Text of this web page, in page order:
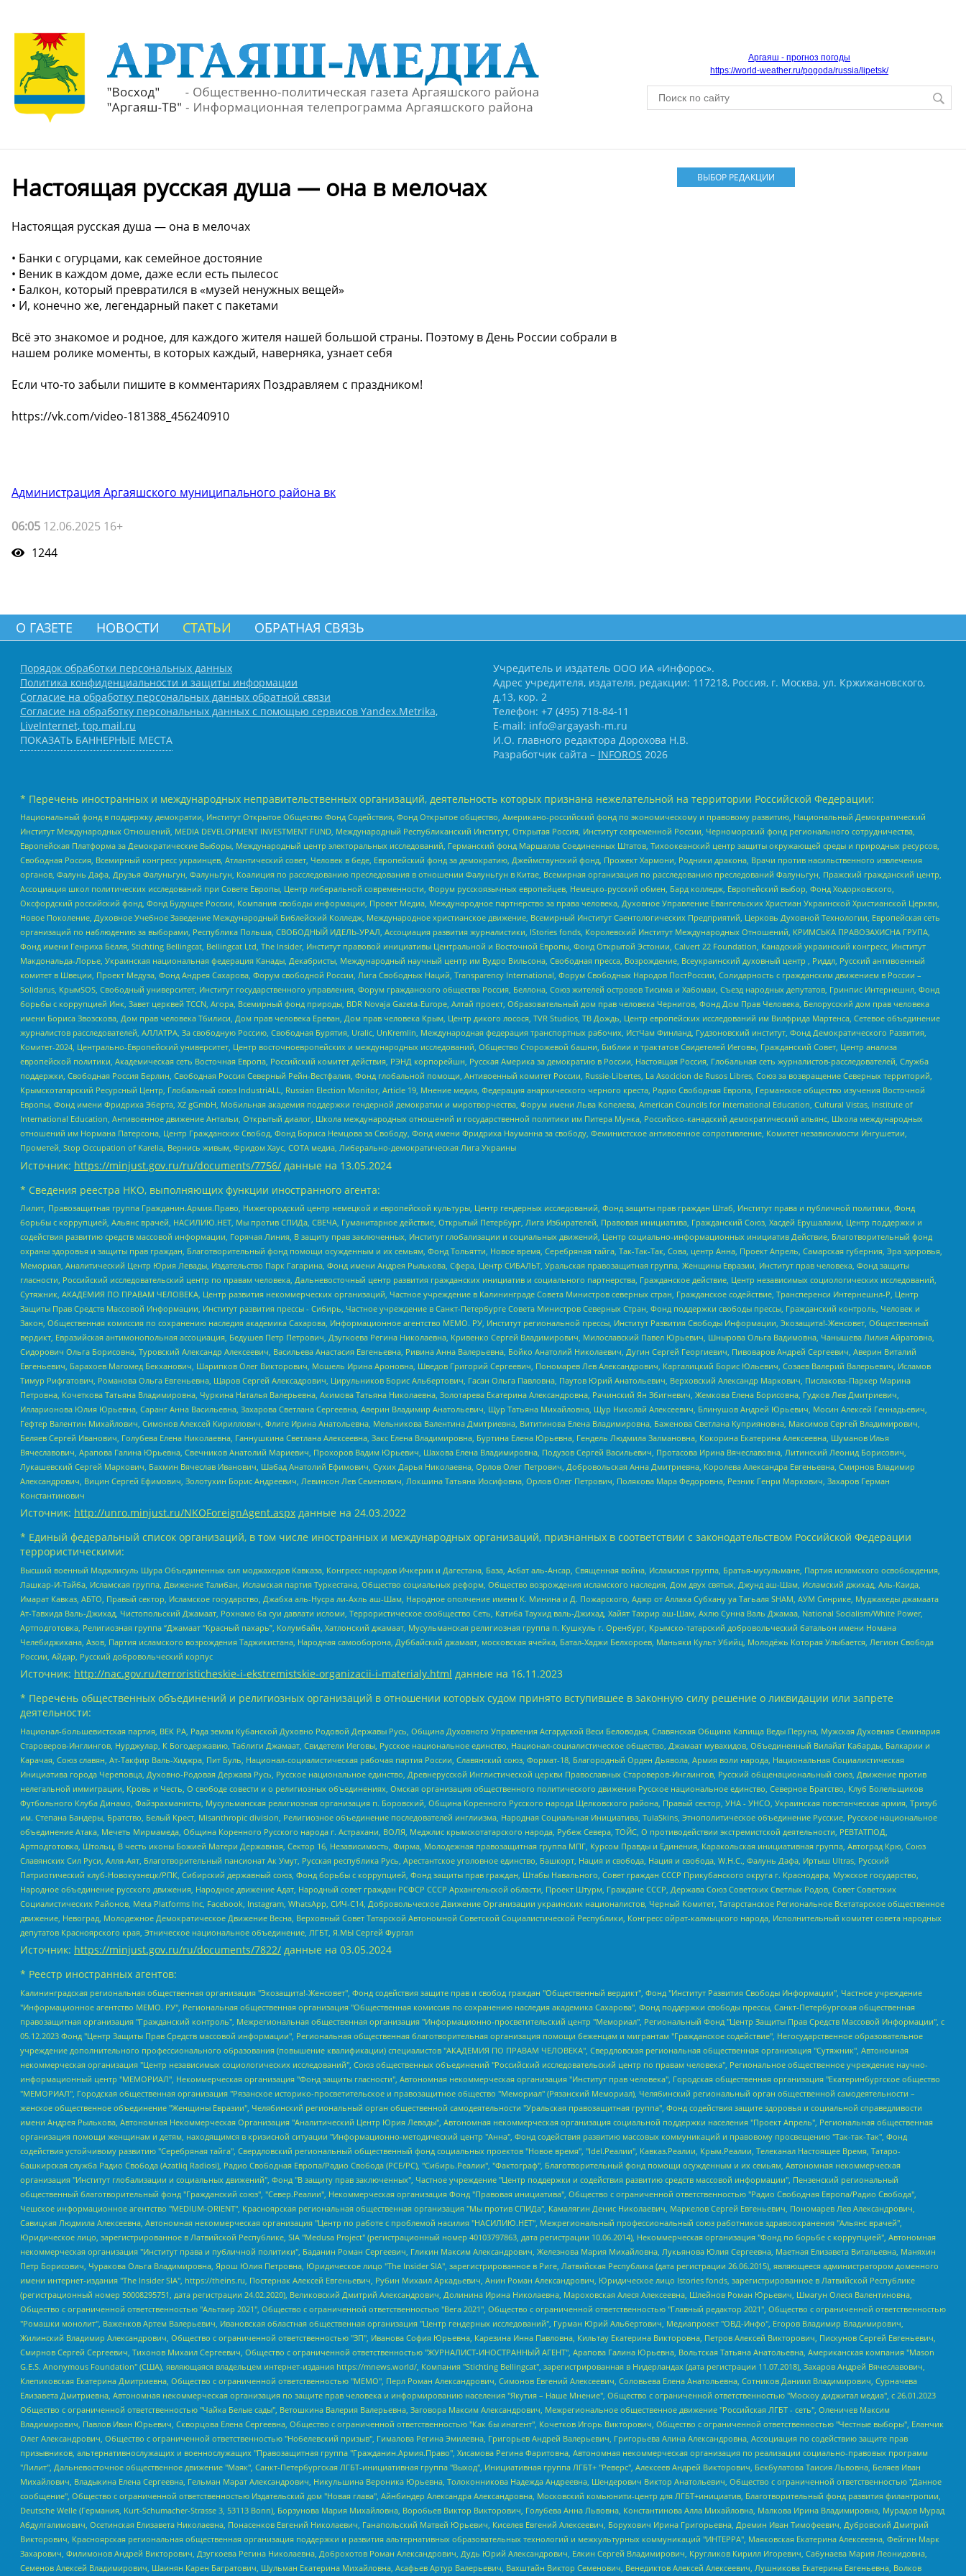
Аргаяш - прогноз погоды
https://world-weather.ru/pogoda/russia/lipetsk/
Настоящая русская душа — она в мелочах
Настоящая русская душа — она в мелочах
• Банки с огурцами, как семейное достояние
• Веник в каждом доме, даже если есть пылесос
• Балкон, который превратился в «музей ненужных вещей»
• И, конечно же, легендарный пакет с пакетами
Всё это знакомое и родное, для каждого жителя нашей большой страны. Поэтому в День России собрали в
нашем ролике моменты, в которых каждый, наверняка, узнает себя
Если что-то забыли пишите в комментариях Поздравляем с праздником!
https://vk.com/video-181388_456240910
Администрация Аргаяшского муниципального района вк
06:05 12.06.2025 16+
1244
ВЫБОР РЕДАКЦИИ
О ГАЗЕТЕ НОВОСТИ СТАТЬИ ОБРАТНАЯ СВЯЗЬ
Порядок обработки персональных данных
Политика конфиденциальности и защиты информации
Согласие на обработку персональных данных обратной связи
Согласие на обработку персональных данных с помощью сервисов Yandex.Metrika,
LiveInternet, top.mail.ru
ПОКАЗАТЬ БАННЕРНЫЕ МЕСТА
Учредитель и издатель ООО ИА «Инфорос».
Адрес учредителя, издателя, редакции: 117218, Россия, г. Москва, ул. Кржижановского,
д.13, кор. 2
Телефон: +7 (495) 718-84-11
E-mail: info@argayash-m.ru
И.О. главного редактора Дорохова Н.В.
Разработчик сайта – INFOROS 2026
* Перечень иностранных и международных неправительственных организаций, деятельность которых признана нежелательной на территории Российской Федерации:
Национальный фонд в поддержку демократии, Институт Открытое Общество Фонд Содействия, Фонд Открытое общество, Американо-российский фонд по экономическому и правовому развитию, Национальный Демократический
Институт Международных Отношений, MEDIA DEVELOPMENT INVESTMENT FUND, Международный Республиканский Институт, Открытая Россия, Институт современной России, Черноморский фонд регионального сотрудничества,
Европейская Платформа за Демократические Выборы, Международный центр электоральных исследований, Германский фонд Маршалла Соединенных Штатов, Тихоокеанский центр защиты окружающей среды и природных ресурсов,
Свободная Россия, Всемирный конгресс украинцев, Атлантический совет, Человек в беде, Европейский фонд за демократию, Джеймстаунский фонд, Прожект Хармони, Родники дракона, Врачи против насильственного извлечения
органов, Фалунь Дафа, Друзья Фалуньгун, Фалуньгун, Коалиция по расследованию преследования в отношении Фалуньгун в Китае, Всемирная организация по расследованию преследований Фалуньгун, Пражский гражданский центр,
Ассоциация школ политических исследований при Совете Европы, Центр либеральной современности, Форум русскоязычных европейцев, Немецко-русский обмен, Бард колледж, Европейский выбор, Фонд Ходорковского,
Оксфордский российский фонд, Фонд Будущее России, Компания свободы информации, Проект Медиа, Международное партнерство за права человека, Духовное Управление Евангельских Христиан Украинской Христианской Церкви,
Новое Поколение, Духовное Учебное Заведение Международный Библейский Колледж, Международное христианское движение, Всемирный Институт Саентологических Предприятий, Церковь Духовной Технологии, Европейская сеть
организаций по наблюдению за выборами, Республика Польша, СВОБОДНЫЙ ИДЕЛЬ-УРАЛ, Ассоциация развития журналистики, IStories fonds, Королевский Институт Международных Отношений, КРИМСЬКА ПРАВОЗАХИСНА ГРУПА,
Фонд имени Генриха Бёлля, Stichting Bellingcat, Bellingcat Ltd, The Insider, Институт правовой инициативы Центральной и Восточной Европы, Фонд Открытой Эстонии, Calvert 22 Foundation, Канадский украинский конгресс, Институт
Макдональда-Лорье, Украинская национальная федерация Канады, Декабристы, Международный научный центр им Вудро Вильсона, Свободная пресса, Возрождение, Всеукраинский духовный центр , Риддл, Русский антивоенный
комитет в Швеции, Проект Медуза, Фонд Андрея Сахарова, Форум свободной России, Лига Свободных Наций, Transparеncy International, Форум Свободных Народов ПостРоссии, Солидарность с гражданским движением в России –
Solidarus, КрымSOS, Свободный университет, Институт государственного управления, Форум гражданского общества Россия, Беллона, Союз жителей островов Тисима и Хабомаи, Съезд народных депутатов, Гринпис Интернешнл, Фонд
борьбы с коррупцией Инк, Завет церквей TCCN, Агора, Всемирный фонд природы, BDR Novaja Gazeta-Europe, Алтай проект, Образовательный дом прав человека Чернигов, Фонд Дом Прав Человека, Белорусский дом прав человека
имени Бориса Звозскова, Дом прав человека Тбилиси, Дом прав человека Ереван, Дом прав человека Крым, Центр дикого лосося, TVR Studios, ТВ Дождь, Центр европейских исследований им Вилфрида Мартенса, Сетевое объединение
журналистов расследователей, АЛЛАТРА, За свободную Россию, Свободная Бурятия, Uralic, UnKremlin, Международная федерация транспортных рабочих, ИстЧам Финланд, Гудзоновский институт, Фонд Демократического Развития,
Комитет-2024, Центрально-Европейский университет, Центр восточноевропейских и международных исследований, Общество Сторожевой башни, Библии и трактатов Свидетелей Иеговы, Гражданский Совет, Центр анализа
европейской политики, Академическая сеть Восточная Европа, Российский комитет действия, РЭНД корпорейшн, Русская Америка за демократию в России, Настоящая Россия, Глобальная сеть журналистов-расследователей, Служба
поддержки, Свободная Россия Берлин, Свободная Россия Северный Рейн-Вестфалия, Фонд глобальной помощи, Антивоенный комитет России, Russie-Libertes, La Asocicion de Rusos Libres, Союз за возвращение Северных территорий,
Крымскотатарский Ресурсный Центр, Глобальный союз IndustriALL, Russian Election Monitor, Article 19, Мнение медиа, Федерация анархического черного креста, Радио Свободная Европа, Германское общество изучения Восточной
Европы, Фонд имени Фридриха Эберта, XZ gGmbH, Мобильная академия поддержки гендерной демократии и миротворчества, Форум имени Льва Копелева, American Councils for International Education, Cultural Vistas, Institute of
International Education, Антивоенное движение Антальи, Открытый диалог, Школа международных отношений и государственной политики им Питера Мунка, Российско-канадский демократический альянс, Школа международных
отношений им Нормана Патерсона, Центр Гражданских Свобод, Фонд Бориса Немцова за Свободу, Фонд имени Фридриха Науманна за свободу, Феминистское антивоенное сопротивление, Комитет независимости Ингушетии,
Прометей, Stop Occupation of Karelia, Вернись живым, Фридом Хаус, СОТА медиа, Либерально-демократическая Лига Украины
Источник: https://minjust.gov.ru/ru/documents/7756/ данные на 13.05.2024
* Сведения реестра НКО, выполняющих функции иностранного агента:
Лилит, Правозащитная группа Гражданин.Армия.Право, Нижегородский центр немецкой и европейской культуры, Центр гендерных исследований, Фонд защиты прав граждан Штаб, Институт права и публичной политики, Фонд
борьбы с коррупцией, Альянс врачей, НАСИЛИЮ.НЕТ, Мы против СПИДа, СВЕЧА, Гуманитарное действие, Открытый Петербург, Лига Избирателей, Правовая инициатива, Гражданский Союз, Хасдей Ерушалаим, Центр поддержки и
содействия развитию средств массовой информации, Горячая Линия, В защиту прав заключенных, Институт глобализации и социальных движений, Центр социально-информационных инициатив Действие, Благотворительный фонд
охраны здоровья и защиты прав граждан, Благотворительный фонд помощи осужденным и их семьям, Фонд Тольятти, Новое время, Серебряная тайга, Так-Так-Так, Сова, центр Анна, Проект Апрель, Самарская губерния, Эра здоровья,
Мемориал, Аналитический Центр Юрия Левады, Издательство Парк Гагарина, Фонд имени Андрея Рылькова, Сфера, Центр СИБАЛЬТ, Уральская правозащитная группа, Женщины Евразии, Институт прав человека, Фонд защиты
гласности, Российский исследовательский центр по правам человека, Дальневосточный центр развития гражданских инициатив и социального партнерства, Гражданское действие, Центр независимых социологических исследований,
Сутяжник, АКАДЕМИЯ ПО ПРАВАМ ЧЕЛОВЕКА, Центр развития некоммерческих организаций, Частное учреждение в Калининграде Совета Министров северных стран, Гражданское содействие, Трансперенси Интернешнл-Р, Центр
Защиты Прав Средств Массовой Информации, Институт развития прессы - Сибирь, Частное учреждение в Санкт-Петербурге Совета Министров Северных Стран, Фонд поддержки свободы прессы, Гражданский контроль, Человек и
Закон, Общественная комиссия по сохранению наследия академика Сахарова, Информационное агентство МЕМО. РУ, Институт региональной прессы, Институт Развития Свободы Информации, Экозащита!-Женсовет, Общественный
вердикт, Евразийская антимонопольная ассоциация, Бедушев Петр Петрович, Дзугкоева Регина Николаевна, Кривенко Сергей Владимирович, Милославский Павел Юрьевич, Шнырова Ольга Вадимовна, Чанышева Лилия Айратовна,
Сидорович Ольга Борисовна, Туровский Александр Алексеевич, Васильева Анастасия Евгеньевна, Ривина Анна Валерьевна, Бойко Анатолий Николаевич, Дугин Сергей Георгиевич, Пивоваров Андрей Сергеевич, Аверин Виталий
Евгеньевич, Барахоев Магомед Бекханович, Шарипков Олег Викторович, Мошель Ирина Ароновна, Шведов Григорий Сергеевич, Пономарев Лев Александрович, Каргалицкий Борис Юльевич, Созаев Валерий Валерьевич, Исламов
Тимур Рифгатович, Романова Ольга Евгеньевна, Щаров Сергей Алексадрович, Цирульников Борис Альбертович, Гасан Ольга Павловна, Паутов Юрий Анатольевич, Верховский Александр Маркович, Пислакова-Паркер Марина
Петровна, Кочеткова Татьяна Владимировна, Чуркина Наталья Валерьевна, Акимова Татьяна Николаевна, Золотарева Екатерина Александровна, Рачинский Ян Збигневич, Жемкова Елена Борисовна, Гудков Лев Дмитриевич,
Илларионова Юлия Юрьевна, Саранг Анна Васильевна, Захарова Светлана Сергеевна, Аверин Владимир Анатольевич, Щур Татьяна Михайловна, Щур Николай Алексеевич, Блинушов Андрей Юрьевич, Мосин Алексей Геннадьевич,
Гефтер Валентин Михайлович, Симонов Алексей Кириллович, Флиге Ирина Анатольевна, Мельникова Валентина Дмитриевна, Вититинова Елена Владимировна, Баженова Светлана Куприяновна, Максимов Сергей Владимирович,
Беляев Сергей Иванович, Голубева Елена Николаевна, Ганнушкина Светлана Алексеевна, Закс Елена Владимировна, Буртина Елена Юрьевна, Гендель Людмила Залмановна, Кокорина Екатерина Алексеевна, Шуманов Илья
Вячеславович, Арапова Галина Юрьевна, Свечников Анатолий Мариевич, Прохоров Вадим Юрьевич, Шахова Елена Владимировна, Подузов Сергей Васильевич, Протасова Ирина Вячеславовна, Литинский Леонид Борисович,
Лукашевский Сергей Маркович, Бахмин Вячеслав Иванович, Шабад Анатолий Ефимович, Сухих Дарья Николаевна, Орлов Олег Петрович, Добровольская Анна Дмитриевна, Королева Александра Евгеньевна, Смирнов Владимир
Александрович, Вицин Сергей Ефимович, Золотухин Борис Андреевич, Левинсон Лев Семенович, Локшина Татьяна Иосифовна, Орлов Олег Петрович, Полякова Мара Федоровна, Резник Генри Маркович, Захаров Герман
Константинович
Источник: http://unro.minjust.ru/NKOForeignAgent.aspx данные на 24.03.2022
* Единый федеральный список организаций, в том числе иностранных и международных организаций, признанных в соответствии с законодательством Российской Федерации
террористическими:
Высший военный Маджлисуль Шура Объединенных сил моджахедов Кавказа, Конгресс народов Ичкерии и Дагестана, База, Асбат аль-Ансар, Священная война, Исламская группа, Братья-мусульмане, Партия исламского освобождения,
Лашкар-И-Тайба, Исламская группа, Движение Талибан, Исламская партия Туркестана, Общество социальных реформ, Общество возрождения исламского наследия, Дом двух святых, Джунд аш-Шам, Исламский джихад, Аль-Каида,
Имарат Кавказ, АБТО, Правый сектор, Исламское государство, Джабха аль-Нусра ли-Ахль аш-Шам, Народное ополчение имени К. Минина и Д. Пожарского, Аджр от Аллаха Субхану уа Тагьаля SHAM, АУМ Синрике, Муджахеды джамаата
Ат-Тавхида Валь-Джихад, Чистопольский Джамаат, Рохнамо ба суи давлати исломи, Террористическое сообщество Сеть, Катиба Таухид валь-Джихад, Хайят Тахрир аш-Шам, Ахлю Сунна Валь Джамаа, National Socialism/White Power,
Артподготовка, Религиозная группа “Джамаат “Красный пахарь”, Колумбайн, Хатлонский джамаат, Мусульманская религиозная группа п. Кушкуль г. Оренбург, Крымско-татарский добровольческий батальон имени Номана
Челебиджихана, Азов, Партия исламского возрождения Таджикистана, Народная самооборона, Дуббайский джамаат, московская ячейка, Батал-Хаджи Белхороев, Маньяки Культ Убийц, Молодёжь Которая Улыбается, Легион Свобода
России, Айдар, Русский добровольческий корпус
Источник: http://nac.gov.ru/terroristicheskie-i-ekstremistskie-organizacii-i-materialy.html данные на 16.11.2023
* Перечень общественных объединений и религиозных организаций в отношении которых судом принято вступившее в законную силу решение о ликвидации или запрете
деятельности:
Национал-большевистская партия, ВЕК РА, Рада земли Кубанской Духовно Родовой Державы Русь, Община Духовного Управления Асгардской Веси Беловодья, Славянская Община Капища Веды Перуна, Мужская Духовная Семинария
Староверов-Инглингов, Нурджулар, К Богодержавию, Таблиги Джамаат, Свидетели Иеговы, Русское национальное единство, Национал-социалистическое общество, Джамаат мувахидов, Объединенный Вилайат Кабарды, Балкарии и
Карачая, Союз славян, Ат-Такфир Валь-Хиджра, Пит Буль, Национал-социалистическая рабочая партия России, Славянский союз, Формат-18, Благородный Орден Дьявола, Армия воли народа, Национальная Социалистическая
Инициатива города Череповца, Духовно-Родовая Держава Русь, Русское национальное единство, Древнерусской Инглистической церкви Православных Староверов-Инглингов, Русский общенациональный союз, Движение против
нелегальной иммиграции, Кровь и Честь, О свободе совести и о религиозных объединениях, Омская организация общественного политического движения Русское национальное единство, Северное Братство, Клуб Болельщиков
Футбольного Клуба Динамо, Файзрахманисты, Мусульманская религиозная организация п. Боровский, Община Коренного Русского народа Щелковского района, Правый сектор, УНА - УНСО, Украинская повстанческая армия, Тризуб
им. Степана Бандеры, Братство, Белый Крест, Misanthropic division, Религиозное объединение последователей инглиизма, Народная Социальная Инициатива, TulaSkins, Этнополитическое объединение Русские, Русское национальное
объединение Атака, Мечеть Мирмамеда, Община Коренного Русского народа г. Астрахани, ВОЛЯ, Меджлис крымскотатарского народа, Рубеж Севера, ТОЙС, О противодействии экстремистской деятельности, РЕВТАТПОД,
Артподготовка, Штольц, В честь иконы Божией Матери Державная, Сектор 16, Независимость, Фирма, Молодежная правозащитная группа МПГ, Курсом Правды и Единения, Каракольская инициативная группа, Автоград Крю, Союз
Славянских Сил Руси, Алля-Аят, Благотворительный пансионат Ак Умут, Русская республика Русь, Арестантское уголовное единство, Башкорт, Нация и свобода, Нация и свобода, W.H.С., Фалунь Дафа, Иртыш Ultras, Русский
Патриотический клуб-Новокузнецк/РПК, Сибирский державный союз, Фонд борьбы с коррупцией, Фонд защиты прав граждан, Штабы Навального, Совет граждан СССР Прикубанского округа г. Краснодара, Мужское государство,
Народное объединение русского движения, Народное движение Адат, Народный совет граждан РСФСР СССР Архангельской области, Проект Штурм, Граждане СССР, Держава Союз Советских Светлых Родов, Совет Советских
Социалистических Районов, Meta Platforms Inc, Facebook, Instagram, WhatsApp, СИЧ-С14, Добровольческое Движение Организации украинских националистов, Черный Комитет, Татарстанское Региональное Всетатарское общественное
движение, Невоград, Молодежное Демократическое Движение Весна, Верховный Совет Татарской Автономной Советской Социалистической Республики, Конгресс ойрат-калмыцкого народа, Исполнительный комитет совета народных
депутатов Красноярского края, Этническое национальное объединение, ЛГБТ, Я.МЫ Сергей Фургал
Источник: https://minjust.gov.ru/ru/documents/7822/ данные на 03.05.2024
* Реестр иностранных агентов:
Калининградская региональная общественная организация "Экозащита!-Женсовет", Фонд содействия защите прав и свобод граждан "Общественный вердикт", Фонд "Институт Развития Свободы Информации", Частное учреждение "Информационное агентство МЕМО. РУ", Региональная общественная организация "Общественная комиссия по сохранению наследия академика Сахарова", Фонд поддержки свободы прессы, Санкт-Петербургская общественная правозащитная организация "Гражданский контроль", Межрегиональная общественная организация "Информационно-просветительский центр "Мемориал", Региональный Фонд "Центр Защиты Прав Средств Массовой Информации", с 05.12.2023 Фонд "Центр Защиты Прав Средств массовой информации", Региональная общественная благотворительная организация помощи беженцам и мигрантам "Гражданское содействие", Негосударственное образовательное учреждение дополнительного профессионального образования (повышение квалификации) специалистов "АКАДЕМИЯ ПО ПРАВАМ ЧЕЛОВЕКА", Свердловская региональная общественная организация "Сутяжник", Автономная некоммерческая организация "Центр независимых социологических исследований", Союз общественных объединений "Российский исследовательский центр по правам человека", Региональное общественное учреждение научно-информационный центр "МЕМОРИАЛ", Некоммерческая организация "Фонд защиты гласности", Автономная некоммерческая организация "Институт прав человека", Городская общественная организация "Екатеринбургское общество "МЕМОРИАЛ", Городская общественная организация "Рязанское историко-просветительское и правозащитное общество "Мемориал" (Рязанский Мемориал), Челябинский региональный орган общественной самодеятельности – женское общественное объединение "Женщины Евразии", Челябинский региональный орган общественной самодеятельности "Уральская правозащитная группа", Фонд содействия защите здоровья и социальной справедливости имени Андрея Рылькова, Автономная Некоммерческая Организация "Аналитический Центр Юрия Левады", Автономная некоммерческая организация социальной поддержки населения "Проект Апрель", Региональная общественная организация помощи женщинам и детям, находящимся в кризисной ситуации "Информационно-методический центр "Анна", Фонд содействия развитию массовых коммуникаций и правовому просвещению "Так-так-Так", Фонд содействия устойчивому развитию "Серебряная тайга", Свердловский региональный общественный фонд социальных проектов "Новое время", "Idel.Реалии", Кавказ.Реалии, Крым.Реалии, Телеканал Настоящее Время, Татаро-башкирская служба Радио Свобода (Azatliq Radiosi), Радио Свободная Европа/Радио Свобода (PCE/PC), "Сибирь.Реалии", "Фактограф", Благотворительный фонд помощи осужденным и их семьям, Автономная некоммерческая организация "Институт глобализации и социальных движений", Фонд "В защиту прав заключенных", Частное учреждение "Центр поддержки и содействия развитию средств массовой информации", Пензенский региональный общественный благотворительный фонд "Гражданский союз", "Север.Реалии", Некоммерческая организация Фонд "Правовая инициатива", Общество с ограниченной ответственностью "Радио Свободная Европа/Радио Свобода", Чешское информационное агентство "MEDIUM-ORIENT", Красноярская региональная общественная организация "Мы против СПИДа", Камалягин Денис Николаевич, Маркелов Сергей Евгеньевич, Пономарев Лев Александрович, Савицкая Людмила Алексеевна, Автономная некоммерческая организация "Центр по работе с проблемой насилия "НАСИЛИЮ.НЕТ", Межрегиональный профессиональный союз работников здравоохранения "Альянс врачей", Юридическое лицо, зарегистрированное в Латвийской Республике, SIA "Medusa Project" (регистрационный номер 40103797863, дата регистрации 10.06.2014), Некоммерческая организация "Фонд по борьбе с коррупцией", Автономная некоммерческая организация "Институт права и публичной политики", Баданин Роман Сергеевич, Гликин Максим Александрович, Железнова Мария Михайловна, Лукьянова Юлия Сергеевна, Маетная Елизавета Витальевна, Маняхин Петр Борисович, Чуракова Ольга Владимировна, Ярош Юлия Петровна, Юридическое лицо "The Insider SIA", зарегистрированное в Риге, Латвийская Республика (дата регистрации 26.06.2015), являющееся администратором доменного имени интернет-издания "The Insider SIA", https://theins.ru, Постернак Алексей Евгеньевич, Рубин Михаил Аркадьевич, Анин Роман Александрович, Юридическое лицо Istories fonds, зарегистрированное в Латвийской Республике (регистрационный номер 50008295751, дата регистрации 24.02.2020), Великовский Дмитрий Александрович, Долинина Ирина Николаевна, Мароховская Алеся Алексеевна, Шлейнов Роман Юрьевич, Шмагун Олеся Валентиновна, Общество с ограниченной ответственностью "Альтаир 2021", Общество с ограниченной ответственностью "Вега 2021", Общество с ограниченной ответственностью "Главный редактор 2021", Общество с ограниченной ответственностью "Ромашки монолит", Важенков Артем Валерьевич, Ивановская областная общественная организация "Центр гендерных исследований", Гурман Юрий Альбертович, Медиапроект "ОВД-Инфо", Егоров Владимир Владимирович, Жилинский Владимир Александрович, Общество с ограниченной ответственностью "ЗП", Иванова София Юрьевна, Карезина Инна Павловна, Кильтау Екатерина Викторовна, Петров Алексей Викторович, Пискунов Сергей Евгеньевич, Смирнов Сергей Сергеевич, Тихонов Михаил Сергеевич, Общество с ограниченной ответственностью "ЖУРНАЛИСТ-ИНОСТРАННЫЙ АГЕНТ", Арапова Галина Юрьевна, Вольтская Татьяна Анатольевна, Американская компания "Mason G.E.S. Anonymous Foundation" (США), являющаяся владельцем интернет-издания https://mnews.world/, Компания "Stichting Bellingcat", зарегистрированная в Нидерландах (дата регистрации 11.07.2018), Захаров Андрей Вячеславович, Клепиковская Екатерина Дмитриевна, Общество с ограниченной ответственностью "МЕМО", Перл Роман Александрович, Симонов Евгений Алексеевич, Соловьева Елена Анатольевна, Сотников Даниил Владимирович, Сурначева Елизавета Дмитриевна, Автономная некоммерческая организация по защите прав человека и информированию населения "Якутия – Наше Мнение", Общество с ограниченной ответственностью "Москоу диджитал медиа", с 26.01.2023 Общество с ограниченной ответственностью "Чайка Белые сады", Ветошкина Валерия Валерьевна, Заговора Максим Александрович, Межрегиональное общественное движение "Российская ЛГБТ - сеть", Оленичев Максим Владимирович, Павлов Иван Юрьевич, Скворцова Елена Сергеевна, Общество с ограниченной ответственностью "Как бы инагент", Кочетков Игорь Викторович, Общество с ограниченной ответственностью "Честные выборы", Еланчик Олег Александрович, Общество с ограниченной ответственностью "Нобелевский призыв", Гималова Регина Эмилевна, Григорьев Андрей Валерьевич, Григорьева Алина Александровна, Ассоциация по содействию защите прав призывников, альтернативнослужащих и военнослужащих "Правозащитная группа "Гражданин.Армия.Право", Хисамова Регина Фаритовна, Автономная некоммерческая организация по реализации социально-правовых программ "Лилит", Дальневосточное общественное движение "Маяк", Санкт-Петербургская ЛГБТ-инициативная группа "Выход", Инициативная группа ЛГБТ+ "Реверс", Алексеев Андрей Викторович, Бекбулатова Таисия Львовна, Беляев Иван Михайлович, Владыкина Елена Сергеевна, Гельман Марат Александрович, Никульшина Вероника Юрьевна, Толоконникова Надежда Андреевна, Шендерович Виктор Анатольевич, Общество с ограниченной ответственностью "Данное сообщение", Общество с ограниченной ответственностью Издательский дом "Новая глава", Айнбиндер Александра Александровна, Московский комьюнити-центр для ЛГБТ+инициатив, Благотворительный фонд развития филантропии, Deutsche Welle (Германия, Kurt-Schumacher-Strasse 3, 53113 Bonn), Борзунова Мария Михайловна, Воробьев Виктор Викторович, Голубева Анна Львовна, Константинова Алла Михайловна, Малкова Ирина Владимировна, Мурадов Мурад Абдулгалимович, Осетинская Елизавета Николаевна, Понасенков Евгений Николаевич, Ганапольский Матвей Юрьевич, Киселев Евгений Алексеевич, Борухович Ирина Григорьевна, Дремин Иван Тимофеевич, Дубровский Дмитрий Викторович, Красноярская региональная общественная организация поддержки и развития альтернативных образовательных технологий и межкультурных коммуникаций "ИНТЕРРА", Маяковская Екатерина Алексеевна, Фейгин Марк Захарович, Филимонов Андрей Викторович, Дзугкоева Регина Николаевна, Доброхотов Роман Александрович, Дудь Юрий Александрович, Елкин Сергей Владимирович, Кругликов Кирилл Игоревич, Сабунаева Мария Леонидовна, Семенов Алексей Владимирович, Шаинян Карен Багратович, Шульман Екатерина Михайловна, Асафьев Артур Валерьевич, Вахштайн Виктор Семенович, Венедиктов Алексей Алексеевич, Лушникова Екатерина Евгеньевна, Волков Леонид Михайлович, Невзоров Александр Глебович, Пархоменко Сергей Борисович, Сироткин Ярослав Николаевич, Кара-Мурза Владимир Владимирович, Баранова Наталья Владимировна, Гозман Леонид Яковлевич, Кагарлицкий Борис Юльевич, Климарев Михаил Валерьевич, Милов Владимир Станиславович, Автономная некоммерческая организация Краснодарский центр современного искусства "Типография", Моргенштерн Алишер Тагирович, Соболь Любовь Эдуардовна, Общество с ограниченной ответственностью "ЛИЗА НОРМ", Каспаров Гарри Кимович, Ходорковский Михаил Борисович, Общество с ограниченной ответственностью "Апрельские тезисы", Данилович Ирина Брониславовна, Кашин Олег Владимирович, Петров Николай Владимирович, Пивоваров Алексей Владимирович, Соколов Михаил Владимирович, Цветкова Юлия Владимировна, Чичваркин Евгений Александрович, Комитет против пыток/Команда против пыток, Общество с ограниченной ответственностью "Первый научный", Общество с ограниченной ответственностью "Вертолет и ко", Белоцерковская Вероника Борисовна, Кац Максим Евгеньевич, Лазарева Татьяна Юрьевна, Шаведдинов Руслан Табризович, Яшин Илья Валерьевич, Общество с ограниченной ответственностью "Иноагент ААВ", Алешковский Дмитрий Петрович, Альбац Евгения Марковна, Быков Дмитрий Львович, Галямина Юлия Евгеньевна, Лойко Сергей Леонидович, Мартынов Кирилл Константинович, Медведев Сергей Александрович, Крашенинников Федор Геннадиевич, Гордеева Катерина Вл